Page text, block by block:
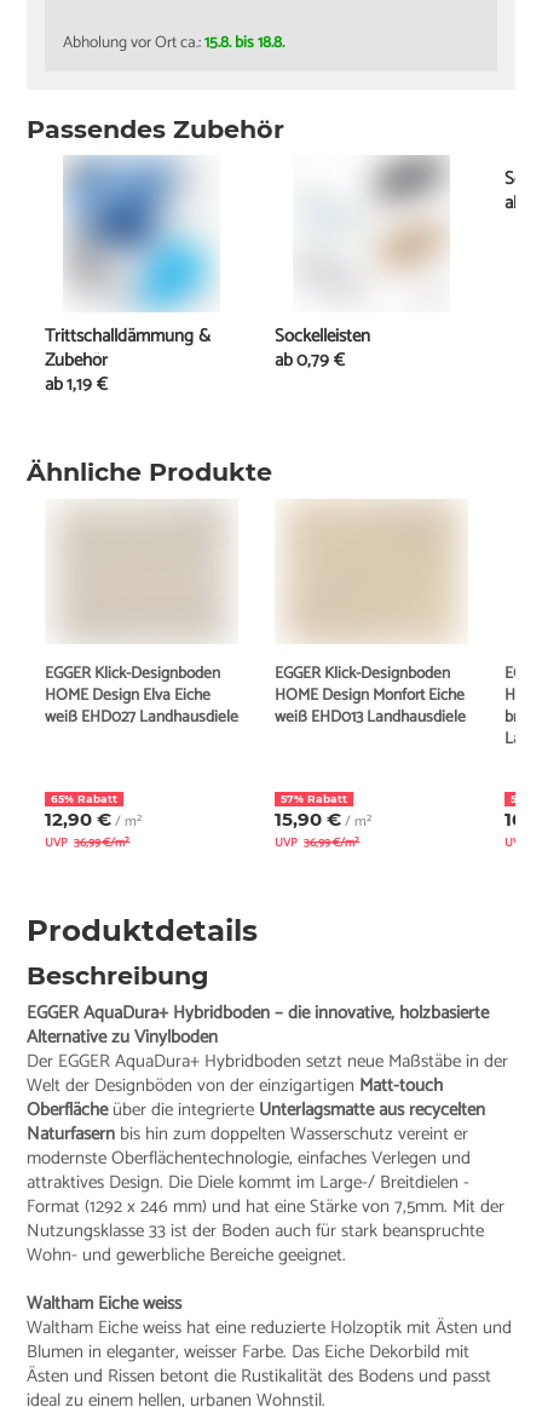
Abholung vor Ort ca.:15.8. bis 18.8.
Ähnliche Produkte
EGGER Klick-Designboden
HOME Design Elva Eiche
weiß EHD027 Landhausdiele
65% Rabatt
12,90 €/ m²
UVP 36,99 €/m²
EGGER Klick-Designboden
HOME Design Monfort Eiche
weiß EHD013 Landhausdiele
57% Rabatt
15,90 €/ m²
UVP 36,99 €/m²
54%
UVP
Produktdetails
Beschreibung
EGGER AquaDura+ Hybridboden – die innovative, holzbasierte
Alternative zu Vinylboden
Der EGGER AquaDura+ Hybridboden setzt neue Maßstäbe in der
Welt der Designböden von der einzigartigen Matt-touch
Oberflächeüber die integrierte Unterlagsmatte aus recycelten
Naturfasern bis hin zum doppelten Wasserschutz vereint er
modernste Oberflächentechnologie, einfaches Verlegen und
attraktives Design. Die Diele kommt im Large-/ Breitdielen -
Format (1292 x 246 mm) und hat eine Stärke von 7,5mm. Mit der
Nutzungsklasse 33 ist der Boden auch für stark beanspruchte
Wohn- und gewerbliche Bereiche geeignet.
Waltham Eiche weiss
Waltham Eiche weiss hat eine reduzierte Holzoptik mit Ästen und
Blumen in eleganter, weisser Farbe. Das Eiche Dekorbild mit
Ästen und Rissen betont die Rustikalität des Bodens und passt
ideal zu einem hellen, urbanen Wohnstil.
Passendes Zubehör
Trittschalldämmung &
Zubehör
ab1,19 €
Sockelleisten
ab0,79 €
ab